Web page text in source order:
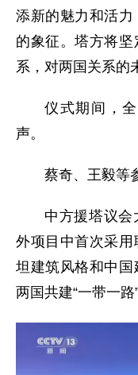
添新的魅力和活
的象征。塔方将
系，对两国关系的
仪式期间，
声。
蔡奇、王毅等
中方援塔议会
外项目中首次采
坦建筑风格和中
两国共建“一带一路